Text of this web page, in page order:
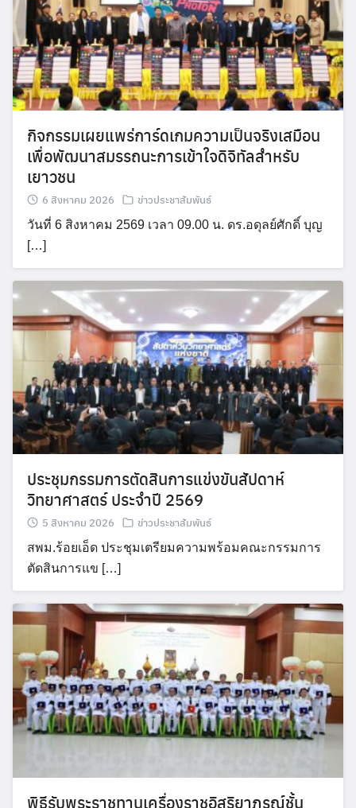
กิจกรรมเผยแพร่การ์ดเกมความเป็นจริงเสมือน
เพื่อพัฒนาสมรรถนะการเข้าใจดิจิทัลสำหรับ
เยาวชน
6 สิงหาคม 2026 ข่าวประชาสัมพันธ์
วันที่ 6 สิงหาคม 2569 เวลา 09.00 น. ดร.อดุลย์ศักดิ์ บุญ
[…]
ประชุมกรรมการตัดสินการแข่งขันสัปดาห์
วิทยาศาสตร์ ประจำปี 2569
5 สิงหาคม 2026 ข่าวประชาสัมพันธ์
สพม.ร้อยเอ็ด ประชุมเตรียมความพร้อมคณะกรรมการ
ตัดสินการแข […]
พิธีรับพระราชทานเครื่องราชอิสริยาภรณ์ชั้น